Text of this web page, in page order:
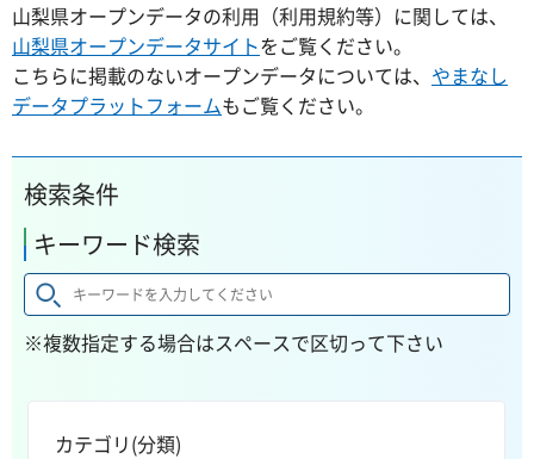
山梨県オープンデータの利用（利用規約等）に関しては、
山梨県オープンデータサイトをご覧ください。
こちらに掲載のないオープンデータについては、 やまなし
データプラットフォームもご覧ください。
検索条件
キーワード検索
※複数指定する場合はスペースで区切って下さい
カテゴリ(分類)